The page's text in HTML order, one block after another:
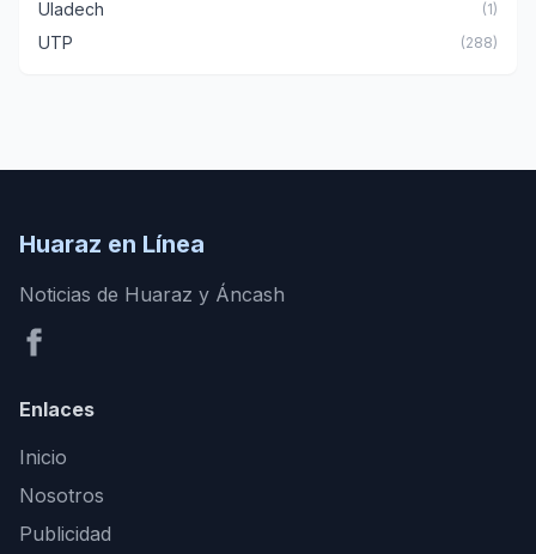
Uladech (1)
UTP (288)
Huaraz en Línea
Noticias de Huaraz y Áncash
Enlaces
Inicio
Nosotros
Publicidad